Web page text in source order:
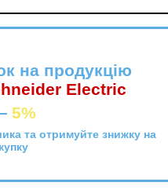
на продукцію
Electric
5%
та отримуйте знижку на